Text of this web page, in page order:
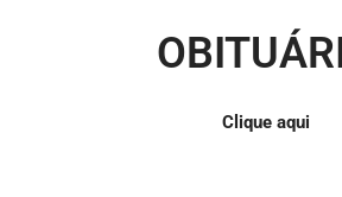
Clique aqui